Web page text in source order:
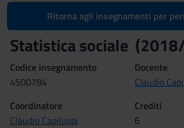
Ritorna agli insegnamenti per
Statistica sociale
Codice insegnamento
4S00784
Docente
Claudio
Coordinatore
Claudio Capiluppi
Crediti
6